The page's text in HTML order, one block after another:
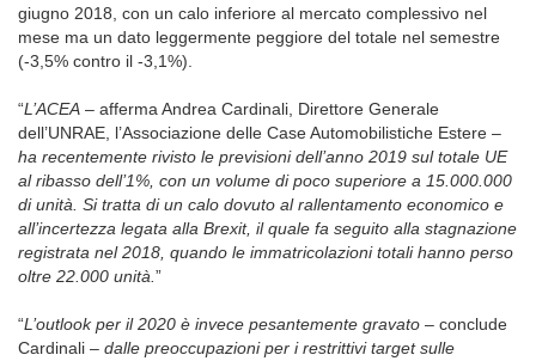
giugno 2018, con un calo inferiore al mercato complessivo nel
mese ma un dato leggermente peggiore del totale nel semestre
(-3,5% contro il -3,1%).
“L’ACEA – afferma Andrea Cardinali, Direttore Generale
dell’UNRAE, l’Associazione delle Case Automobilistiche Estere –
ha recentemente rivisto le previsioni dell’anno 2019 sul totale UE
al ribasso dell’1%, con un volume di poco superiore a 15.000.000
di unità. Si tratta di un calo dovuto al rallentamento economico e
all’incertezza legata alla Brexit, il quale fa seguito alla stagnazione
registrata nel 2018, quando le immatricolazioni totali hanno perso
oltre 22.000 unità. ”
“L’outlook per il 2020 è invece pesantemente gravato – conclude
Cardinali – dalle preoccupazioni per i restrittivi target sulle